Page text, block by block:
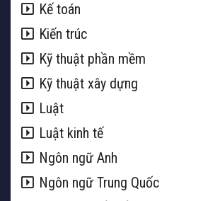
Kế toán
Kiến trúc
Kỹ thuật phần mềm
Kỹ thuật xây dựng
Luật
Luật kinh tế
Ngôn ngữ Anh
Ngôn ngữ Trung Quốc